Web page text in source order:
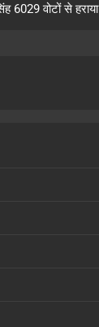
6029 वोटों से हराया